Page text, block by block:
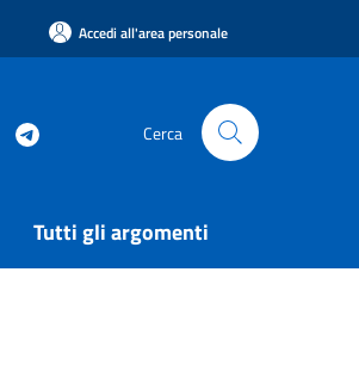
Accedi all'area personale
Cerca
Tutti gli argomenti